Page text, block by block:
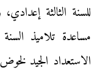
للسنة الثالثة
مساعدة تلاميذ
الاستعداد الجيد